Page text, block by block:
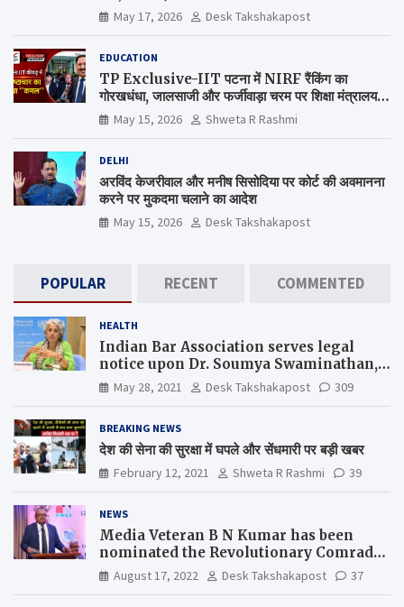
May 17, 2026 Desk Takshakapost
EDUCATION
TP Exclusive-IIT पटना में NIRF रैंकिंग का
गोरखधंधा, जालसाजी और फर्जीवाड़ा चरम पर शिक्षा मंत्रालय
कब जागेगा ?
May 15, 2026 Shweta R Rashmi
DELHI
अरविंद केजरीवाल और मनीष सिसोदिया पर कोर्ट की अवमानना
करने पर मुकदमा चलाने का आदेश
May 15, 2026 Desk Takshakapost
POPULAR RECENT COMMENTED
HEALTH
Indian Bar Association serves legal
notice upon Dr. Soumya Swaminathan,
the Chief Scientist, WHO
May 28, 2021 Desk Takshakapost 309
BREAKING NEWS
देश की सेना की सुरक्षा में घपले और सेंधमारी पर बड़ी खबर
February 12, 2021 Shweta R Rashmi 39
NEWS
Media Veteran B N Kumar has been
nominated the Revolutionary Comrade
Shiv Varma Media Award 2022-23
August 17, 2022 Desk Takshakapost 37